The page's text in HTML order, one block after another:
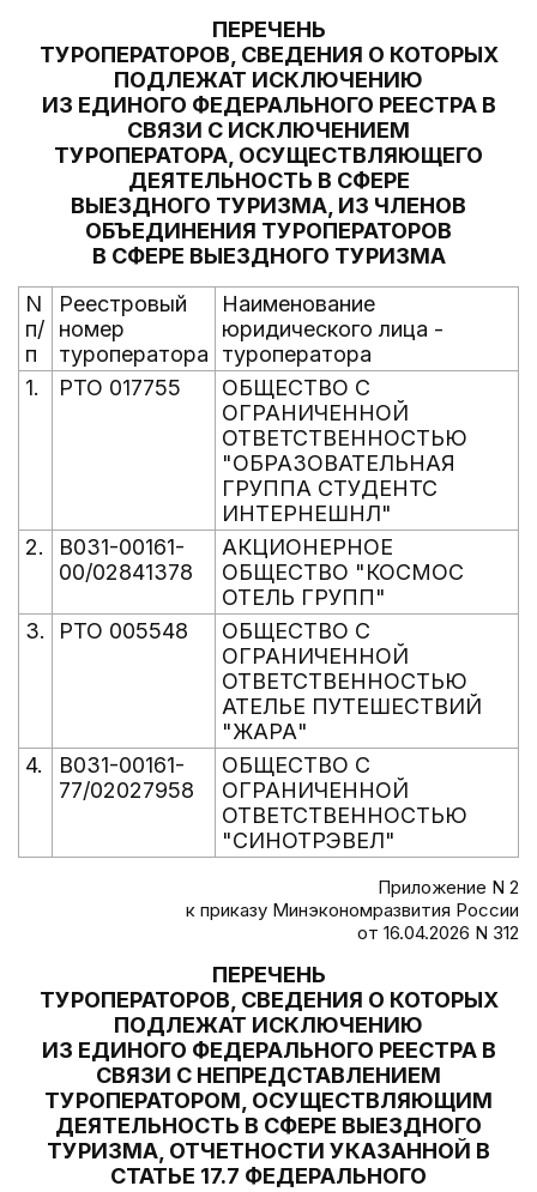
ПЕРЕЧЕНЬ
ТУРОПЕРАТОРОВ, СВЕДЕНИЯ О КОТОРЫХ
ПОДЛЕЖАТ ИСКЛЮЧЕНИЮ
ИЗ ЕДИНОГО ФЕДЕРАЛЬНОГО РЕЕСТРА В
СВЯЗИ С ИСКЛЮЧЕНИЕМ
ТУРОПЕРАТОРА, ОСУЩЕСТВЛЯЮЩЕГО
ДЕЯТЕЛЬНОСТЬ В СФЕРЕ
ВЫЕЗДНОГО ТУРИЗМА, ИЗ ЧЛЕНОВ
ОБЪЕДИНЕНИЯ ТУРОПЕРАТОРОВ
В СФЕРЕ ВЫЕЗДНОГО ТУРИЗМА
N
п/
п
Реестровый
номер
туроператора
Наименование
юридического лица -
туроператора
1.
РТО 017755
ОБЩЕСТВО С
ОГРАНИЧЕННОЙ
ОТВЕТСТВЕННОСТЬЮ
"ОБРАЗОВАТЕЛЬНАЯ
ГРУППА СТУДЕНТС
ИНТЕРНЕШНЛ"
2.
В031-00161-
00/02841378
АКЦИОНЕРНОЕ
ОБЩЕСТВО "КОСМОС
ОТЕЛЬ ГРУПП"
3.
РТО 005548
ОБЩЕСТВО С
ОГРАНИЧЕННОЙ
ОТВЕТСТВЕННОСТЬЮ
АТЕЛЬЕ ПУТЕШЕСТВИЙ
"ЖАРА"
4.
В031-00161-
77/02027958
ОБЩЕСТВО С
ОГРАНИЧЕННОЙ
ОТВЕТСТВЕННОСТЬЮ
"СИНОТРЭВЕЛ"
Приложение N 2
к приказу Минэкономразвития России
от 16.04.2026 N 312
ПЕРЕЧЕНЬ
ТУРОПЕРАТОРОВ, СВЕДЕНИЯ О КОТОРЫХ
ПОДЛЕЖАТ ИСКЛЮЧЕНИЮ
ИЗ ЕДИНОГО ФЕДЕРАЛЬНОГО РЕЕСТРА В
СВЯЗИ С НЕПРЕДСТАВЛЕНИЕМ
ТУРОПЕРАТОРОМ, ОСУЩЕСТВЛЯЮЩИМ
ДЕЯТЕЛЬНОСТЬ В СФЕРЕ ВЫЕЗДНОГО
ТУРИЗМА, ОТЧЕТНОСТИ УКАЗАННОЙ В
СТАТЬЕ 17.7 ФЕДЕРАЛЬНОГО